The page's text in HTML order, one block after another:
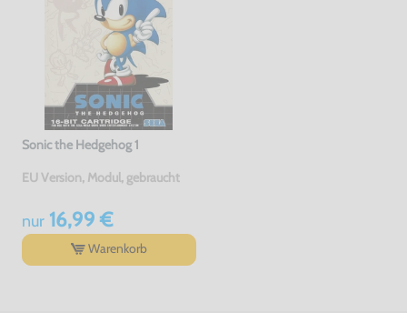
Sonic the Hedgehog 1
EU Version, Modul, gebraucht
nur16,99 €
Warenkorb